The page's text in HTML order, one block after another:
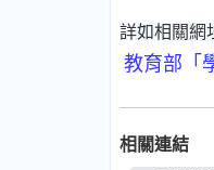
詳如相關網
教育部「
相關連結